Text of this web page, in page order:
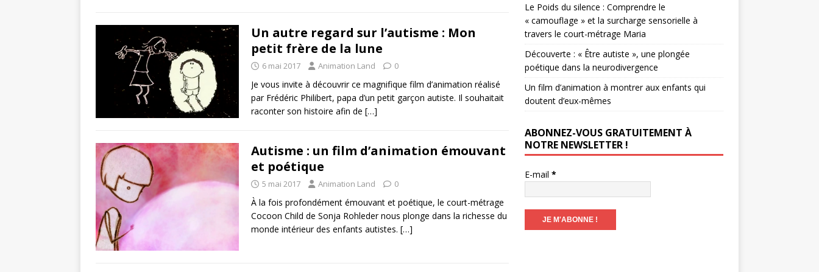
Un autre regard sur l’autisme : Mon
petit frère de la lune
6 mai 2017 Animation Land 0
Je vous invite à découvrir ce magnifique film d’animation réalisé
par Frédéric Philibert, papa d’un petit garçon autiste. Il souhaitait
raconter son histoire afin de […]
Autisme : un film d’animation émouvant
et poétique
5 mai 2017 Animation Land 0
À la fois profondément émouvant et poétique, le court-métrage
Cocoon Child de Sonja Rohleder nous plonge dans la richesse du
monde intérieur des enfants autistes. […]
Le Poids du silence : Comprendre le
« camouflage » et la surcharge sensorielle à
travers le court-métrage Maria
Découverte : « Être autiste », une plongée
poétique dans la neurodivergence
Un film d’animation à montrer aux enfants qui
doutent d’eux-mêmes
ABONNEZ-VOUS GRATUITEMENT À
NOTRE NEWSLETTER !
E-mail *